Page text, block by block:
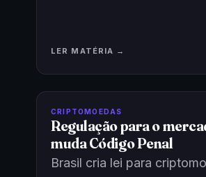
LER MATÉRIA →
CRIPTOMOEDAS
Regulação para o
muda Código Penal
Brasil cria lei para